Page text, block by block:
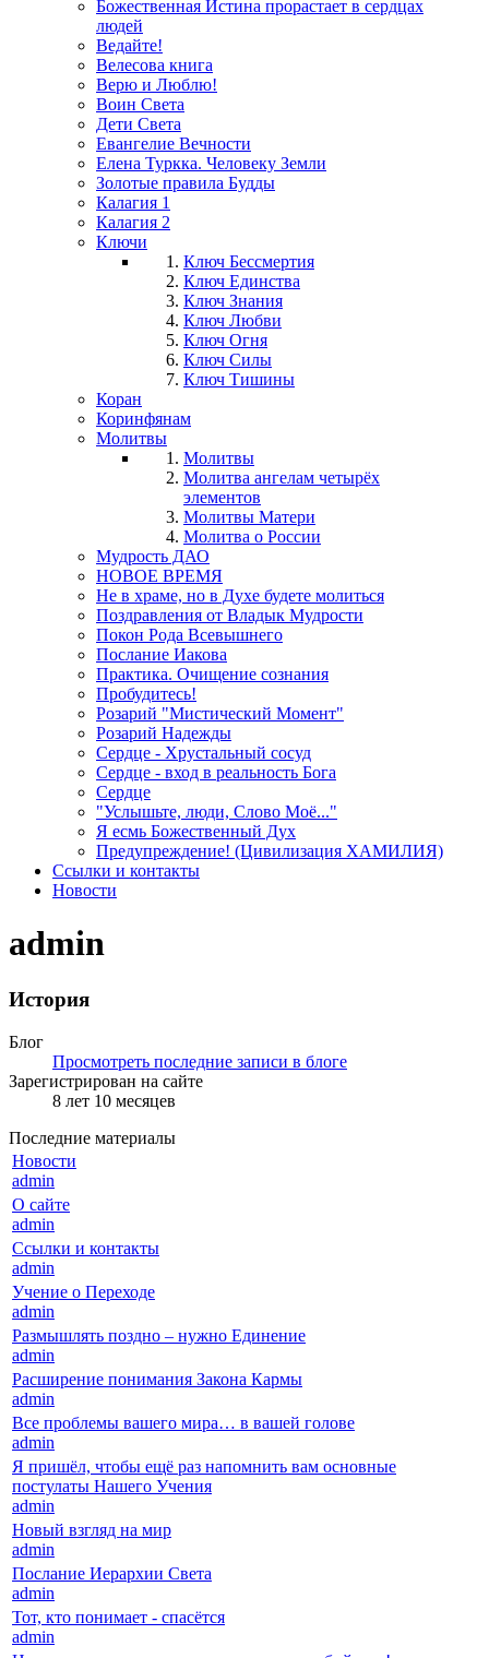
Божественная Истина прорастает в сердцах
людей
Ведайте!
Велесова книга
Верю и Люблю!
Воин Света
Дети Света
Евангелие Вечности
Елена Туркка. Человеку Земли
Золотые правила Будды
Калагия 1
Калагия 2
Ключи
Ключ Бессмертия
Ключ Единства
Ключ Знания
Ключ Любви
Ключ Огня
Ключ Силы
Ключ Тишины
Коран
Коринфянам
Молитвы
Молитвы
Молитва ангелам четырёх
элементов
Молитвы Матери
Молитва о России
Мудрость ДАО
НОВОЕ ВРЕМЯ
Не в храме, но в Духе будете молиться
Поздравления от Владык Мудрости
Покон Рода Всевышнего
Послание Иакова
Практика. Очищение сознания
Пробудитесь!
Розарий "Мистический Момент"
Розарий Надежды
Сердце - Хрустальный сосуд
Сердце - вход в реальность Бога
Сердце
"Услышьте, люди, Слово Моё..."
Я есмь Божественный Дух
Предупреждение! (Цивилизация ХАМИЛИЯ)
Ссылки и контакты
Новости
admin
История
Блог
Просмотреть последние записи в блоге
Зарегистрирован на сайте
8 лет 10 месяцев
Последние материалы
Новости
admin
О сайте
admin
Ссылки и контакты
admin
Учение о Переходе
admin
Размышлять поздно – нужно Единение
admin
Расширение понимания Закона Кармы
admin
Все проблемы вашего мира… в вашей голове
admin
Я пришёл, чтобы ещё раз напомнить вам основные
постулаты Нашего Учения
admin
Новый взгляд на мир
admin
Послание Иерархии Света
admin
Тот, кто понимает - спасётся
admin